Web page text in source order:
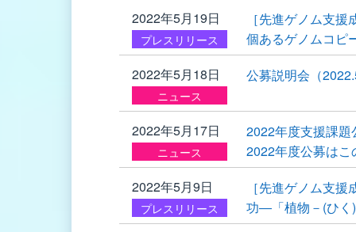
2022年5月19日
プレスリリース
［先進ゲノム支
個あるゲノムコピ
2022年5月18日
ニュース
公募説明会（
2022年5月17日
ニュース
2022年度支援課
2022年度公募は
2022年5月9日
プレスリリース
［先進ゲノム支
功―「植物－(ひ